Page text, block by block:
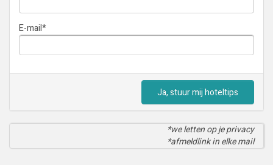
E-mail*
Ja, stuur mij hoteltips
*we letten op je privacy
*afmeldlink in elke mail